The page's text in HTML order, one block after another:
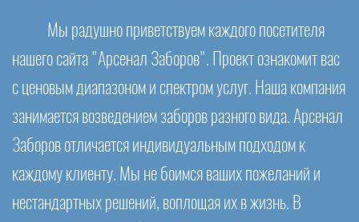
Мы радушно приветствуем каждого посетителя
нашего сайта "Арсенал Заборов". Проект ознакомит вас
с ценовым диапазоном и спектром услуг. Наша компания
занимается возведением заборов разного вида. Арсенал
Заборов отличается индивидуальным подходом к
каждому клиенту. Мы не боимся ваших пожеланий и
нестандартных решений, воплощая их в жизнь. В